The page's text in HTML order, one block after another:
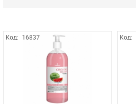
Код: 16837 Код: